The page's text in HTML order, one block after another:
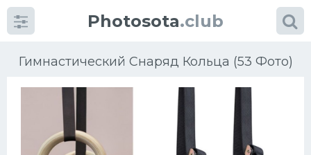
Photosota.club
Гимнастический Снаряд Кольца (53 Фото)